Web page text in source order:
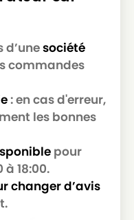
300
société
commandes
: en cas d'erreur,
les bonnes
pour
à 18:00.
changer d’avis